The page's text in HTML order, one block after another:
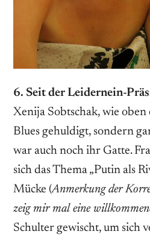
6. Seit der Leidernein-
Xenija Sobtschak, wie
Blues gehuldigt, sondern
war auch noch ihr Gatte.
sich das Thema „Putin als
Mücke (Anmerkung der
zeig mir mal eine
Schulter gewischt, um sich